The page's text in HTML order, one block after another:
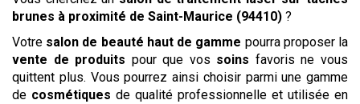
brunes à proximité de Saint-Maurice (94410) ?
Votre salon de beauté haut de gamme pourra proposer la
vente de produits pour que vos soins favoris ne vous
quittent plus. Vous pourrez ainsi choisir parmi une gamme
de cosmétiques de qualité professionnelle et utilisée en